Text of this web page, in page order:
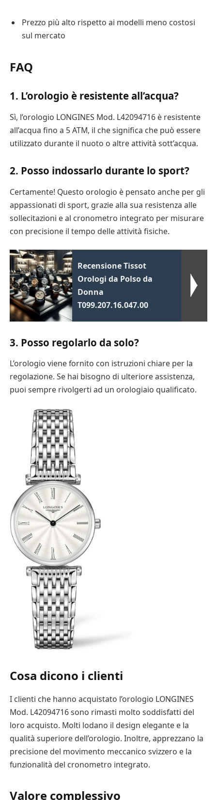
Prezzo più alto rispetto ai modelli meno costosi
sul mercato
FAQ
1. L’orologio è resistente all’acqua?
Sì, l’orologio LONGINES Mod. L42094716 è resistente
all’acqua fino a 5 ATM, il che significa che può essere
utilizzato durante il nuoto o altre attività sott’acqua.
2. Posso indossarlo durante lo sport?
Certamente! Questo orologio è pensato anche per gli
appassionati di sport, grazie alla sua resistenza alle
sollecitazioni e al cronometro integrato per misurare
con precisione il tempo delle attività fisiche.
Recensione Tissot
Orologi da Polso da
Donna
T099.207.16.047.00
3. Posso regolarlo da solo?
L’orologio viene fornito con istruzioni chiare per la
regolazione. Se hai bisogno di ulteriore assistenza,
puoi sempre rivolgerti ad un orologiaio qualificato.
Cosa dicono i clienti
I clienti che hanno acquistato l’orologio LONGINES
Mod. L42094716 sono rimasti molto soddisfatti del
loro acquisto. Molti lodano il design elegante e la
qualità superiore dell’orologio. Inoltre, apprezzano la
precisione del movimento meccanico svizzero e la
funzionalità del cronometro integrato.
Valore complessivo